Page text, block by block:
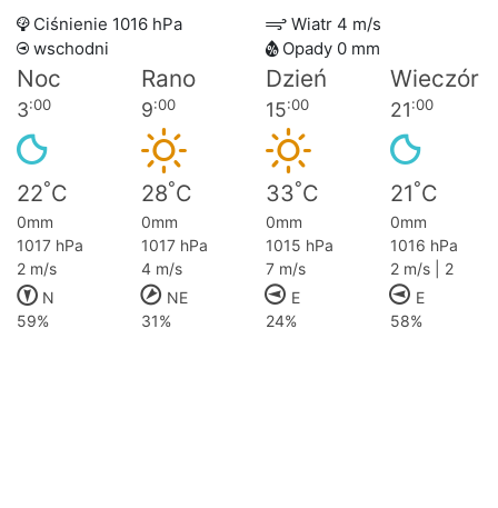
Ciśnienie 1016 hPa
Wiatr 4 m/s
wschodni
Opady 0 mm
Noc Rano Dzień Wieczór
3:00 9:00 15:00 21:00
22°C 28°C 33°C 21°C
0mm 0mm 0mm
0mm
1017 hPa
1017 hPa 1015 hPa
1016 hPa
2 m/s
4 m/s 7 m/s
2 m/s | 2
N
NE E
E
59%
31% 24% 58%